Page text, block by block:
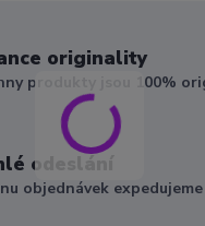
originality
produkty jsou 100%
odeslání
objednávek